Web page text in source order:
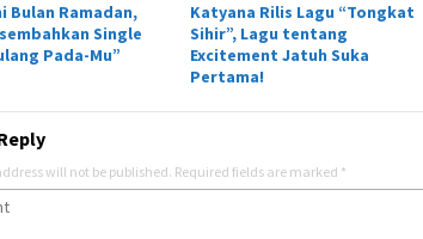
Bulan Ramadan,
Single
Pada-Mu”
Katyana Rilis Lagu “Tongkat
Sihir”, Lagu tentang
Excitement Jatuh Suka
Pertama!
will not be published. Required fields are marked *